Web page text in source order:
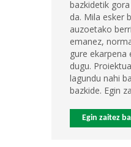
bazkidetik
da. Mila esker
auzoetako
emanez,
gure ekarpena
dugu.
lagundu nahi
bazkide. Egin
Egin zaitez